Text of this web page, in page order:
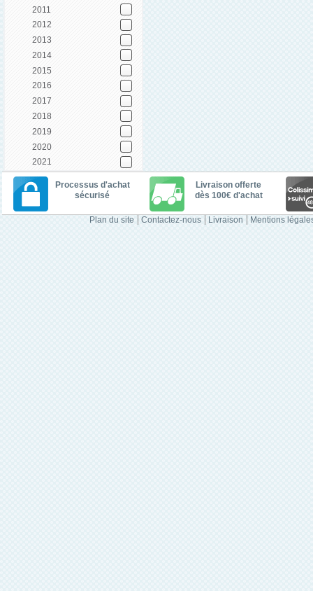
2011
2012
2013
2014
2015
2016
2017
2018
2019
2020
2021
Processus d'achat
sécurisé
Livraison offerte
dès 100€ d'achat
Plan du site Contactez-nous Livraison Mentions